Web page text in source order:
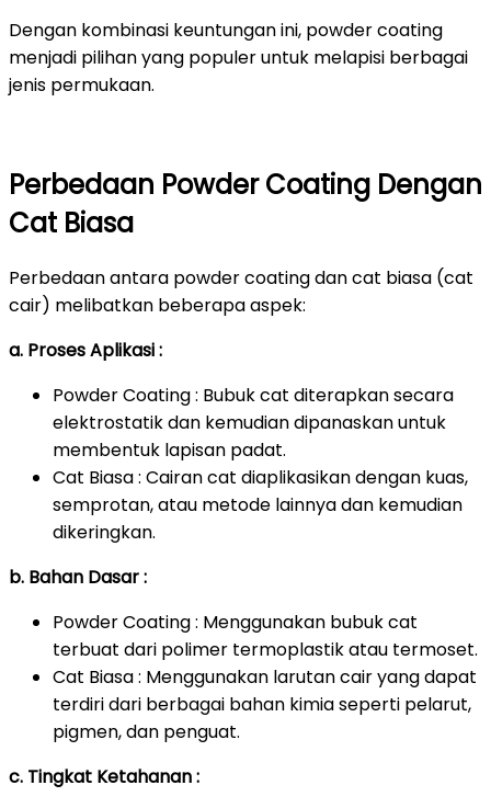
Dengan kombinasi keuntungan ini, powder coating
menjadi pilihan yang populer untuk melapisi berbagai
jenis permukaan.
Perbedaan Powder Coating Dengan
Cat Biasa
Perbedaan antara powder coating dan cat biasa (cat
cair) melibatkan beberapa aspek:
a. Proses Aplikasi :
Powder Coating : Bubuk cat diterapkan secara
elektrostatik dan kemudian dipanaskan untuk
membentuk lapisan padat.
Cat Biasa : Cairan cat diaplikasikan dengan kuas,
semprotan, atau metode lainnya dan kemudian
dikeringkan.
b. Bahan Dasar :
Powder Coating : Menggunakan bubuk cat
terbuat dari polimer termoplastik atau termoset.
Cat Biasa : Menggunakan larutan cair yang dapat
terdiri dari berbagai bahan kimia seperti pelarut,
pigmen, dan penguat.
c. Tingkat Ketahanan :